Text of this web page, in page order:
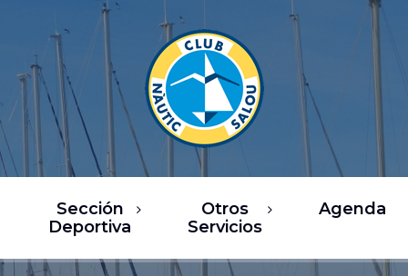
Sección
Deportiva
Otros
Servicios
Restaurantes
Agenda